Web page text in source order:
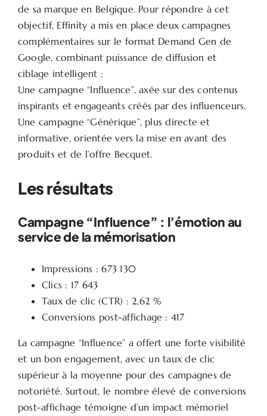
de sa marque en Belgique. Pour répondre à cet
objectif, Effinity a mis en place deux campagnes
complémentaires sur le format Demand Gen de
Google, combinant puissance de diffusion et
ciblage intelligent :
Une campagne “Influence”, axée sur des contenus
inspirants et engageants créés par des influenceurs.
Une campagne “Générique”, plus directe et
informative, orientée vers la mise en avant des
produits et de l’offre Becquet.
Les résultats
Campagne “Influence” : l’émotion au
service de la mémorisation
Impressions : 673 130
Clics : 17 643
Taux de clic (CTR) : 2,62 %
Conversions post-affichage : 417
La campagne “Influence” a offert une forte visibilité
et un bon engagement, avec un taux de clic
supérieur à la moyenne pour des campagnes de
notoriété. Surtout, le nombre élevé de conversions
post-affichage témoigne d’un impact mémoriel